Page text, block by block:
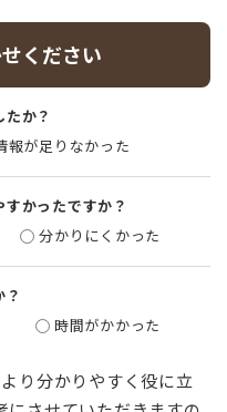
ください
か？
報が足りなかった
かったですか？
分かりにくかった
時間がかかった
り分かりやすく役に立